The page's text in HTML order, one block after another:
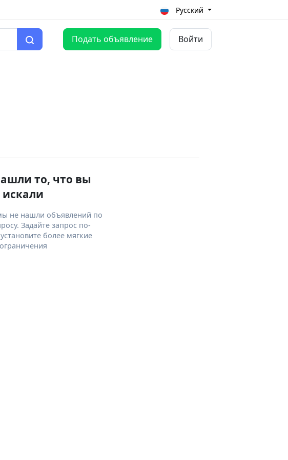
Русский
Подать объявление Войти
то, что вы
искали
не нашли объявлений по
Задайте запрос по-
более мягкие
ограничения